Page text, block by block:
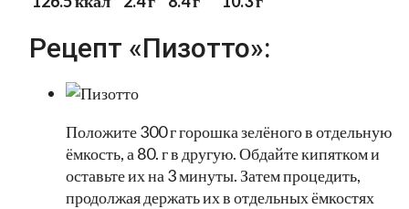
Рецепт «Пизотто»:
Положите 300 г горошка зелёного в отдельную
ёмкость, а 80. г в другую. Обдайте кипятком и
оставьте их на 3 минуты. Затем процедить,
продолжая держать их в отдельных ёмкостях